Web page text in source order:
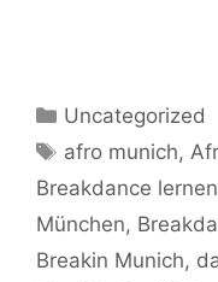
Kategorien
Uncategorized
Schlagwörter
afro munich,
Breakdance
München,
Breakin Munich,